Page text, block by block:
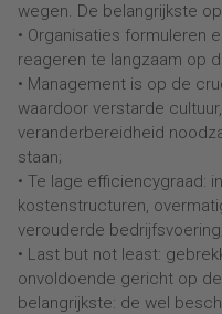
wegen. De belangrijkste
• Organisaties formuleren
reageren te langzaam op
• Management is op de
waardoor verstarde
veranderbereidheid
staan;
• Te lage efficiencygraad:
kostenstructuren,
verouderde bedrijfsvoering;
• Last but not least:
onvoldoende gericht op de
belangrijkste: de wel